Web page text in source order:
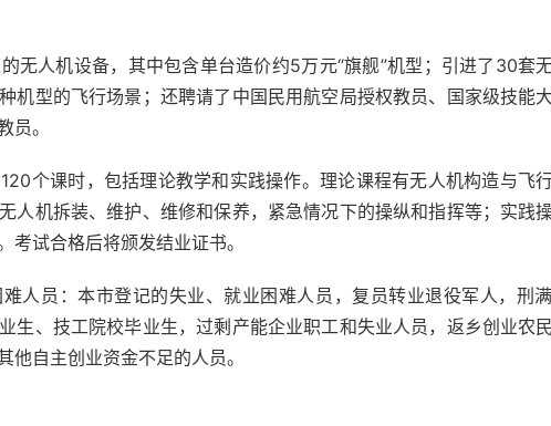
无人机设备，其中包含单台造价约5万元“旗舰”机型；引进了30套
机型的飞行场景；还聘请了中国民用航空局授权教员、国家级技能
员。
个课时，包括理论教学和实践操作。理论课程有无人机构造与飞行
人机拆装、维护、维修和保养，紧急情况下的操纵和指挥等；实践
考试合格后将颁发结业证书。
人员：本市登记的失业、就业困难人员，复员转业退役军人，刑
生、技工院校毕业生，过剩产能企业职工和失业人员，返乡创业农
自主创业资金不足的人员。